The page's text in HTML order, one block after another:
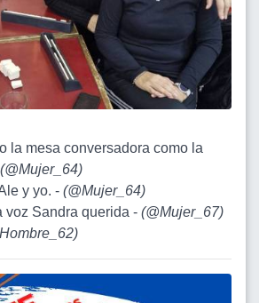
la mesa conversadora como la
(@Mujer_64)
y yo. - (@Mujer_64)
voz Sandra querida - (@Mujer_67)
)